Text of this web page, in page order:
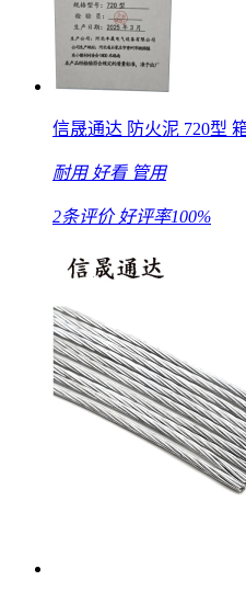
信晟通达 防火泥 720型
耐用 好看 管用
2条评价 好评率100%